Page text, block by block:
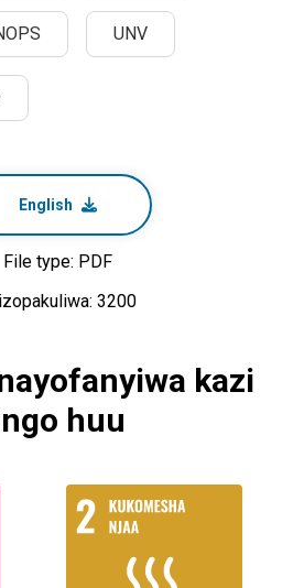
UNV
English
File type: PDF
3200
kazi
huu